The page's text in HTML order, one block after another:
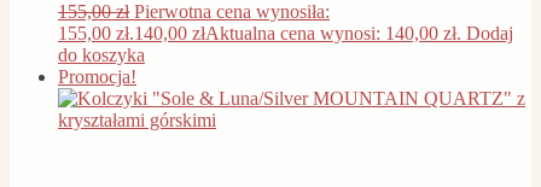
155,00zł Pierwotna cena wynosiła:
155,00 zł.140,00 złAktualna cena wynosi: 140,00 zł. Dodaj
do koszyka
Promocja!